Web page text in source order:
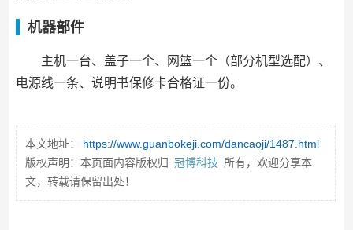
机器部件
主机一台、盖子一个、网篮一个（部分机型选配）、
电源线一条、说明书保修卡合格证一份。
本文地址：
https://www.guanbokeji.com/dancaoji/1487.html
版权声明：本页面内容版权归 冠博科技 所有，欢迎分享本
文，转载请保留出处！